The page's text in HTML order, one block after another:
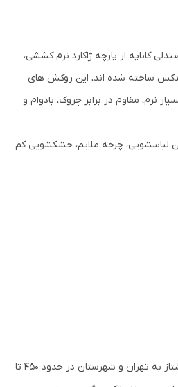
کاناپه از پارچه ژاکارد نرم کششی،
مواد اسپندکس ساخته شده اند، این روکش های
نرم، مقاوم در برابر چروک، بادوام و
لباسشویی، چرخه ملایم، خشکشویی کم
هزینه حمل و نقل با پست پیشتاز به تهران و شهرستان در حدود ۴۵۰ تا